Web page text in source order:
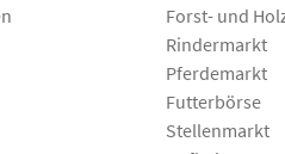
Forst- und
Rindermarkt
Pferdemarkt
Futterbörse
Stellenmarkt